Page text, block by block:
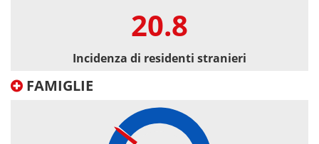
20.8
Incidenza di residenti stranieri
FAMIGLIE